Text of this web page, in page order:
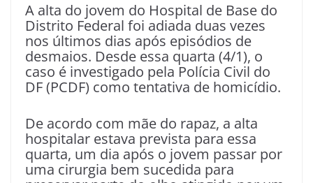
A alta do jovem do Hospital de Base do
Distrito Federal foi adiada duas vezes
nos últimos dias após episódios de
desmaios. Desde essa quarta (4/1), o
caso é investigado pela Polícia Civil do
DF (PCDF) como tentativa de homicídio.
De acordo com mãe do rapaz, a alta
hospitalar estava prevista para essa
quarta, um dia após o jovem passar por
uma cirurgia bem sucedida para